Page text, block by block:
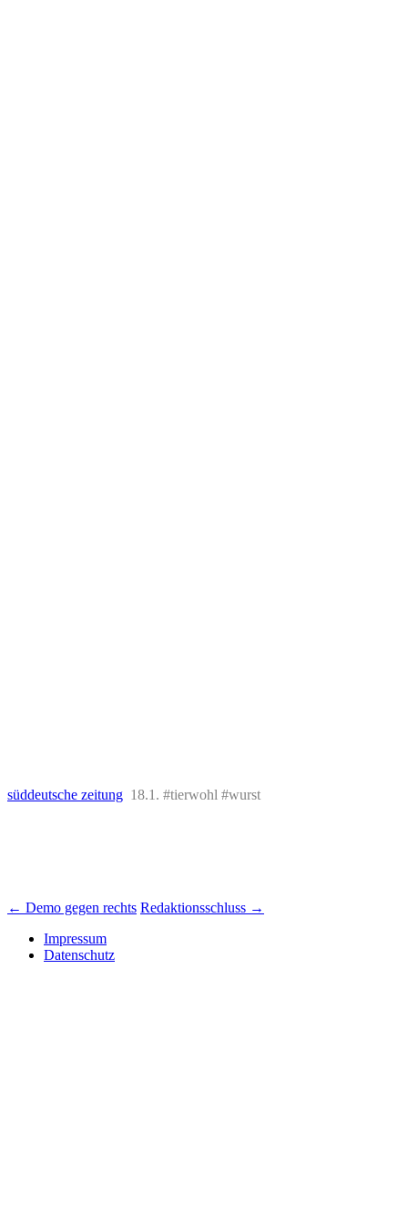
süddeutsche zeitung 18.1. #tierwohl #wurst
Beitrags-
Navigation
← Demo gegen rechts Redaktionsschluss →
Impressum
Datenschutz